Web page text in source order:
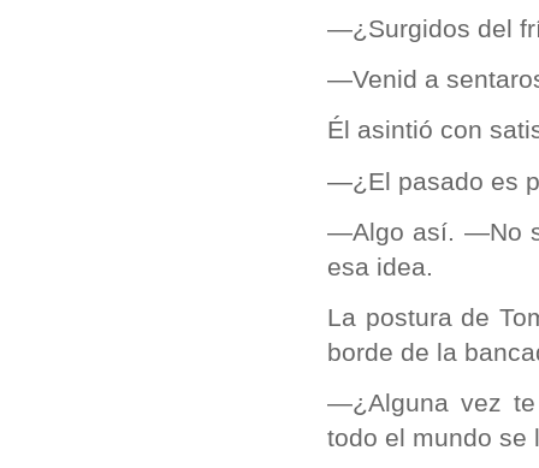
—¿Surgidos del
—Venid a
Él asintió con
—¿El pasado es
—Algo así. —No
esa idea.
La postura de
borde de la
—¿Alguna vez te
todo el mundo se